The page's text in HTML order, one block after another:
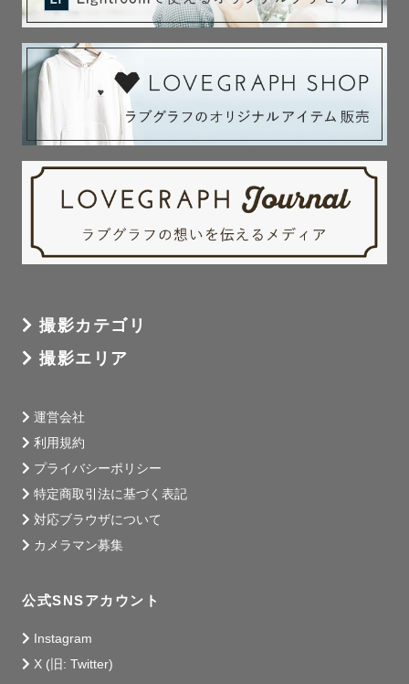
撮影カテゴリ
撮影エリア
運営会社
利用規約
プライバシーポリシー
特定商取引法に基づく表記
対応ブラウザについて
カメラマン募集
公式SNSアカウント
Instagram
X (旧: Twitter)